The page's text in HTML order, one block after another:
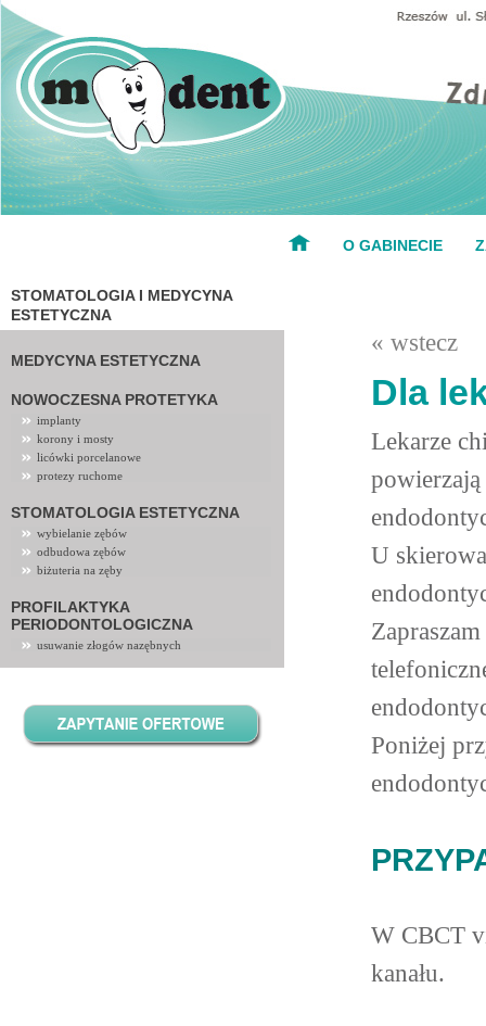
O GABINECIE
STOMATOLOGIA I MEDYCYNA
ESTETYCZNA
MEDYCYNA ESTETYCZNA
NOWOCZESNA PROTETYKA
implanty
korony i mosty
licówki porcelanowe
protezy ruchome
STOMATOLOGIA ESTETYCZNA
wybielanie zębów
odbudowa zębów
biżuteria na zęby
PROFILAKTYKA
PERIODONTOLOGICZNA
usuwanie złogów nazębnych
« wstecz
Dla
Lekarze
U
Poniżej
W CBCT
kanału.